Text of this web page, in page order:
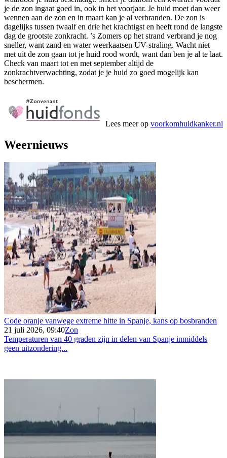
je de zon ingaat goed in, ook in het voorjaar. Je huid moet dan weer
wennen aan de zon en in maart kan je al verbranden. De zon is
dagelijks tussen twaalf en drie het krachtigst en heeft rond de langste
dag de grootste zonkracht. ’s Zomers op het strand verbrand je nog
sneller, want zand en water weerkaatsen UV-straling. Wacht niet
met uit de zon gaan tot je huid rood wordt, want dan ben je al te laat.
Check van maart tot en met september altijd de
zonkrachtverwachting, zodat je je huid zo goed mogelijk kan
beschermen.
Lees meer op voorkomhuidkanker.nl
Weernieuws
Code oranje vanwege extreme hitte in Spanje, kans op bosbranden
21 juli 2026, 09:40Zon
Temperaturen van 40 graden zijn in delen van Spanje inmiddels
geen uitzondering...